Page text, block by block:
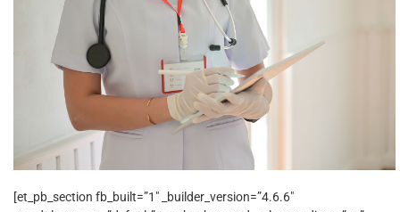
[et_pb_section fb_built=”1″ _builder_version=”4.6.6″